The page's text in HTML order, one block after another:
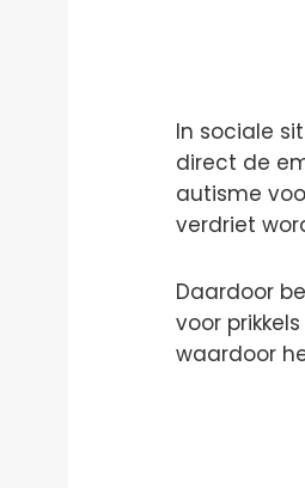
In sociale
direct de
autisme
verdriet
Daardoor
voor
waardoor